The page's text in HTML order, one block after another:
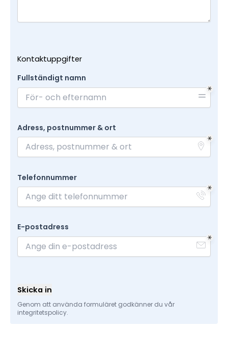
Kontaktuppgifter
Fullständigt namn
Adress, postnummer & ort
Telefonnummer
E-postadress
Skicka in
Genom att använda formuläret godkänner du vår
integritetspolicy.